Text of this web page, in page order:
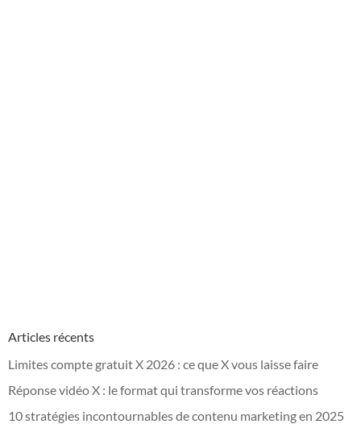
Articles récents
Limites compte gratuit X 2026 : ce que X vous laisse faire
Réponse vidéo X : le format qui transforme vos réactions
10 stratégies incontournables de contenu marketing en 2025